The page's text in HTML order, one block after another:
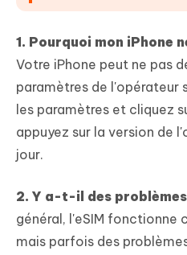
1. Pourquoi mon iPhone
Votre iPhone peut ne pas
paramètres de l'opérateur
les paramètres et cliquez
appuyez sur la version de
jour.
2. Y a-t-il des
général, l'eSIM fonctionne
mais parfois des